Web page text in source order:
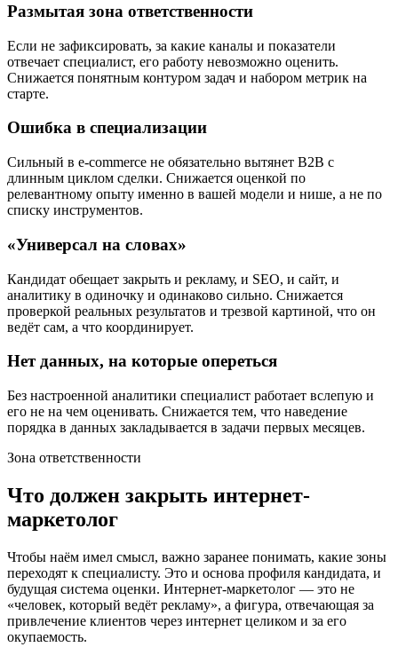
Размытая зона ответственности
Если не зафиксировать, за какие каналы и показатели
отвечает специалист, его работу невозможно оценить.
Снижается понятным контуром задач и набором метрик на
старте.
Ошибка в специализации
Сильный в e-commerce не обязательно вытянет B2B с
длинным циклом сделки. Снижается оценкой по
релевантному опыту именно в вашей модели и нише, а не по
списку инструментов.
«Универсал на словах»
Кандидат обещает закрыть и рекламу, и SEO, и сайт, и
аналитику в одиночку и одинаково сильно. Снижается
проверкой реальных результатов и трезвой картиной, что он
ведёт сам, а что координирует.
Нет данных, на которые опереться
Без настроенной аналитики специалист работает вслепую и
его не на чем оценивать. Снижается тем, что наведение
порядка в данных закладывается в задачи первых месяцев.
Зона ответственности
Что должен закрыть интернет-
маркетолог
Чтобы наём имел смысл, важно заранее понимать, какие зоны
переходят к специалисту. Это и основа профиля кандидата, и
будущая система оценки. Интернет-маркетолог — это не
«человек, который ведёт рекламу», а фигура, отвечающая за
привлечение клиентов через интернет целиком и за его
окупаемость.